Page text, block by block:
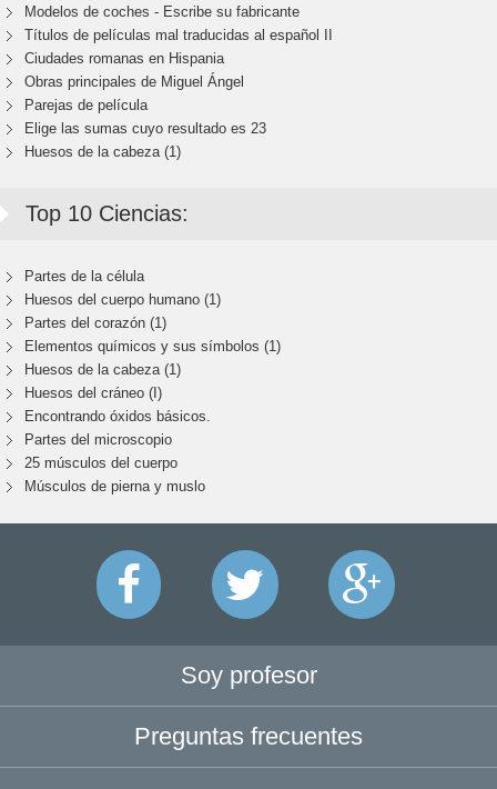
Modelos de coches - Escribe su fabricante
Títulos de películas mal traducidas al español II
Ciudades romanas en Hispania
Obras principales de Miguel Ángel
Parejas de película
Elige las sumas cuyo resultado es 23
Huesos de la cabeza (1)
Top 10 Ciencias:
Partes de la célula
Huesos del cuerpo humano (1)
Partes del corazón (1)
Elementos químicos y sus símbolos (1)
Huesos de la cabeza (1)
Huesos del cráneo (I)
Encontrando óxidos básicos.
Partes del microscopio
25 músculos del cuerpo
Músculos de pierna y muslo
Soy profesor
Preguntas frecuentes